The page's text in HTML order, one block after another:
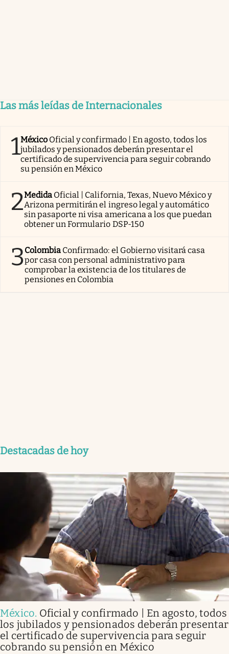
Las más leídas de Internacionales
1México Oficial y confirmado | En agosto, todos los
jubilados y pensionados deberán presentar el
certificado de supervivencia para seguir cobrando
su pensión en México
2Medida Oficial | California, Texas, Nuevo México y
Arizona permitirán el ingreso legal y automático
sin pasaporte ni visa americana a los que puedan
obtener un Formulario DSP-150
3Colombia Confirmado: el Gobierno visitará casa
por casa con personal administrativo para
comprobar la existencia de los titulares de
pensiones en Colombia
Destacadas de hoy
México. Oficial y confirmado | En agosto, todos
los jubilados y pensionados deberán presentar
el certificado de supervivencia para seguir
cobrando su pensión en México